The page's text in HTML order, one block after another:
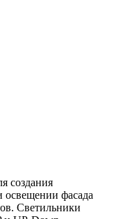
создания
освещении фасада
Светильники